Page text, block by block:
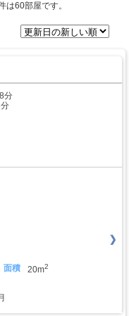
は60部屋です。
分
面積 20m2